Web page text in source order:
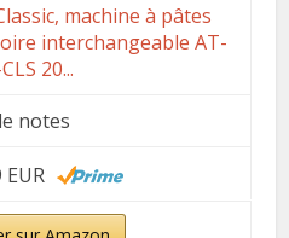
machine à pâtes
interchangeable AT-
20...
notes
EUR